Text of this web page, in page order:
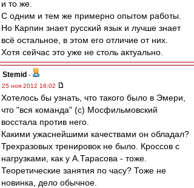
и то же.
С одним и тем же примерно опытом работы.
Но Карпин знает русский язык и лучше знает
всё остальное, в этом его отличие от них.
Хотя сейчас это уже не столь актуально.
Stemid -
25 ноя 2012 16:02
Хотелось бы узнать, что такого было в Эмери,
что "вся команда" (с) Мосфильмовский
восстала против него.
Какими ужаснейшими качествами он обладал?
Трехразовых тренировок не было. Кроссов с
нагрузками, как у А.Тарасова - тоже.
Теоретические занятия по часу? Тоже не
новинка, дело обычное.